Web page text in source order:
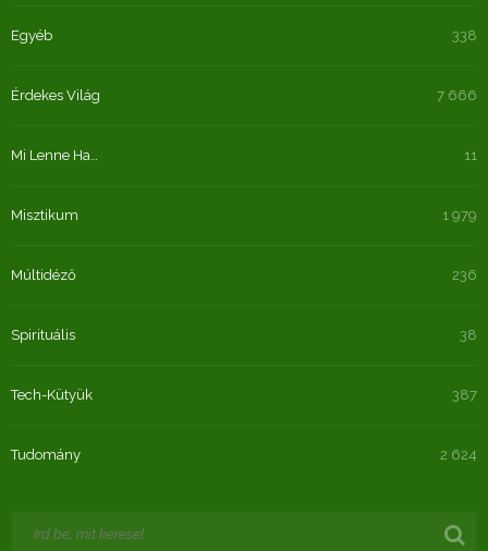
Egyéb 338
Érdekes Világ 7 666
Mi Lenne Ha… 11
Misztikum 1 979
Múltidéző 236
Spirituális 38
Tech-Kütyük 387
Tudomány 2 624